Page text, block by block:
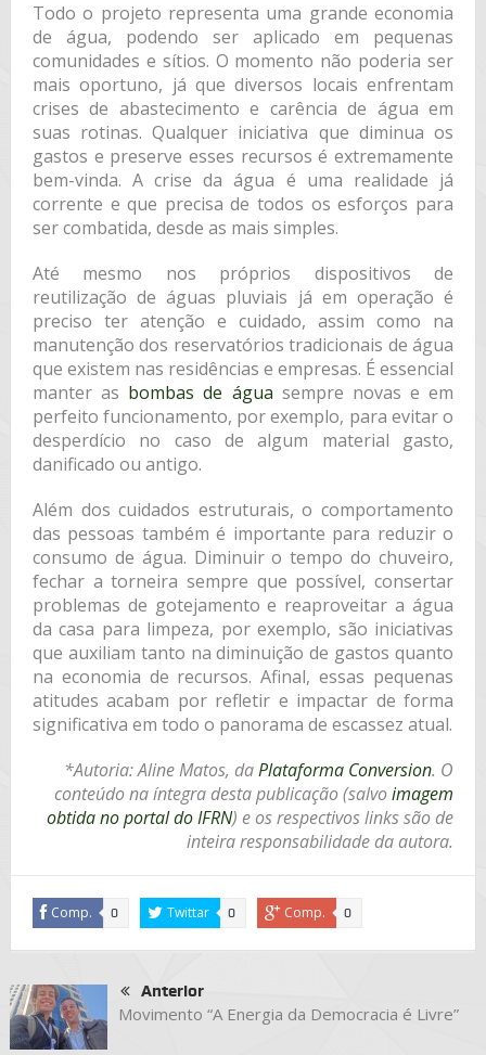
Todo o projeto representa uma grande economia
de água, podendo ser aplicado em pequenas
comunidades e sítios. O momento não poderia ser
mais oportuno, já que diversos locais enfrentam
crises de abastecimento e carência de água em
suas rotinas. Qualquer iniciativa que diminua os
gastos e preserve esses recursos é extremamente
bem-vinda. A crise da água é uma realidade já
corrente e que precisa de todos os esforços para
ser combatida, desde as mais simples.
Até mesmo nos próprios dispositivos de
reutilização de águas pluviais já em operação é
preciso ter atenção e cuidado, assim como na
manutenção dos reservatórios tradicionais de água
que existem nas residências e empresas. É essencial
manter as bombas de água sempre novas e em
perfeito funcionamento, por exemplo, para evitar o
desperdício no caso de algum material gasto,
danificado ou antigo.
Além dos cuidados estruturais, o comportamento
das pessoas também é importante para reduzir o
consumo de água. Diminuir o tempo do chuveiro,
fechar a torneira sempre que possível, consertar
problemas de gotejamento e reaproveitar a água
da casa para limpeza, por exemplo, são iniciativas
que auxiliam tanto na diminuição de gastos quanto
na economia de recursos. Afinal, essas pequenas
atitudes acabam por refletir e impactar de forma
significativa em todo o panorama de escassez atual.
*Autoria: Aline Matos, daPlataforma Conversion. O
conteúdo na íntegra desta publicação (salvoimagem
obtida no portal do IFRN) e os respectivos links são de
inteira responsabilidade da autora.
Comp. 0 Twittar 0 Comp. 0
Anterior
Movimento “A Energia da Democracia é Livre”